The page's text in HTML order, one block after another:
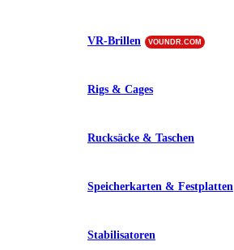
VR-Brillen VOUNDR.COM
Rigs & Cages
Rucksäcke & Taschen
Speicherkarten & Festplatten
Stabilisatoren